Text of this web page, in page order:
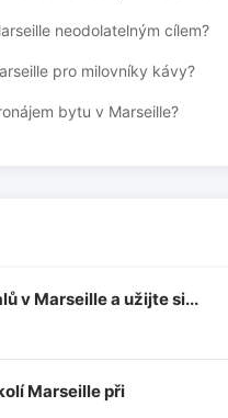
neodolatelným cílem?
pro milovníky kávy?
bytu v Marseille?
v Marseille a užijte si...
Marseille při